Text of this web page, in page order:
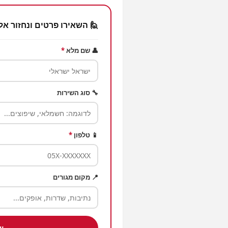
🙋 השאירו פרטים ונחזור
👤 שם מלא*
🔧 סוג השירות
📱 טלפון *
📍 מקום מגורים